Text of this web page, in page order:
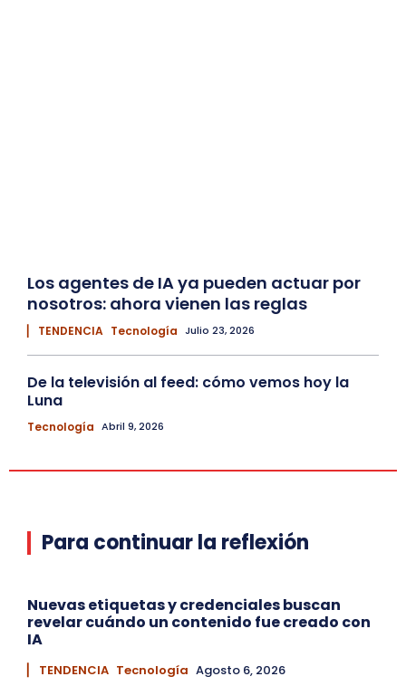
Los agentes de IA ya pueden actuar por
nosotros: ahora vienen las reglas
▏ TENDENCIA Tecnología Julio 23, 2026
De la televisión al feed: cómo vemos hoy la
Luna
Tecnología Abril 9, 2026
Para continuar la reflexión
Nuevas etiquetas y credenciales buscan
revelar cuándo un contenido fue creado con
IA
▏ TENDENCIA Tecnología Agosto 6, 2026